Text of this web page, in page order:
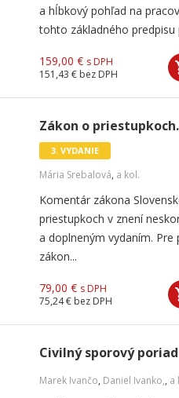
a hĺbkový pohľad na
tohto základného predpisu
159,00 € s DPH
151,43 € bez DPH
Zákon o
3. VYDANIE
Mária Srebalová, a kol.
Komentár zákona
priestupkoch v znení
a doplneným vydaním.
zákon...
79,00 € s DPH
75,24 € bez DPH
Civilný sporový
Marek Ivančo, Daniel Ivanko,, a